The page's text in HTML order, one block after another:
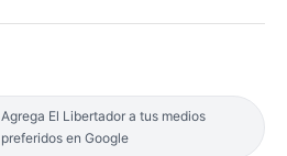
Agrega El Libertador a tus medios
preferidos en Google